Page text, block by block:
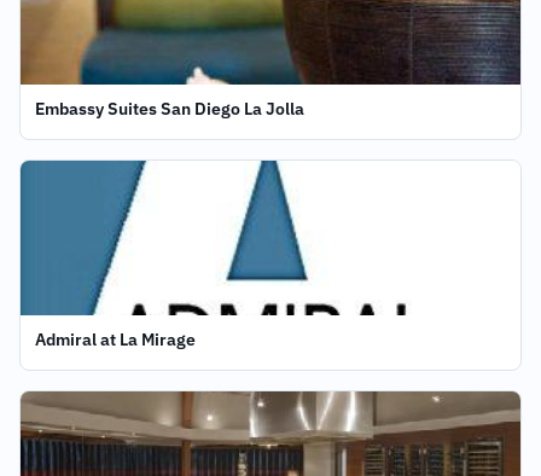
Embassy Suites San Diego La Jolla
Admiral at La Mirage